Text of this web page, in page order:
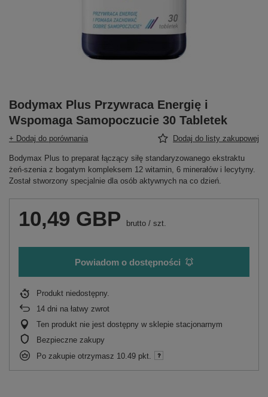
Bodymax Plus Przywraca Energię i
Wspomaga Samopoczucie 30 Tabletek
+ Dodaj do porównania Dodaj do listy zakupowej
Bodymax Plus to preparat łączący siłę standaryzowanego ekstraktu
żeń-szenia z bogatym kompleksem 12 witamin, 6 minerałów i lecytyny.
Został stworzony specjalnie dla osób aktywnych na co dzień.
10,49 GBP brutto / szt.
Powiadom o dostępności
Produkt niedostępny
14 dni na łatwy zwrot
Ten produkt nie jest dostępny w sklepie stacjonarnym
Bezpieczne zakupy
Po zakupie otrzymasz 10.49 pkt.